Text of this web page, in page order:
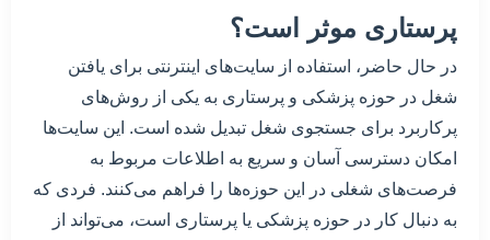
پرستاری موثر است؟
در حال حاضر، استفاده از سایت‌های اینترنتی برای یافتن
شغل در حوزه پزشکی و پرستاری به یکی از روش‌های
پرکاربرد برای جستجوی شغل تبدیل شده است. این سایت‌ها
امکان دسترسی آسان و سریع به اطلاعات مربوط به
فرصت‌های شغلی در این حوزه‌ها را فراهم می‌کنند. فردی که
به دنبال کار در حوزه پزشکی یا پرستاری است، می‌تواند از